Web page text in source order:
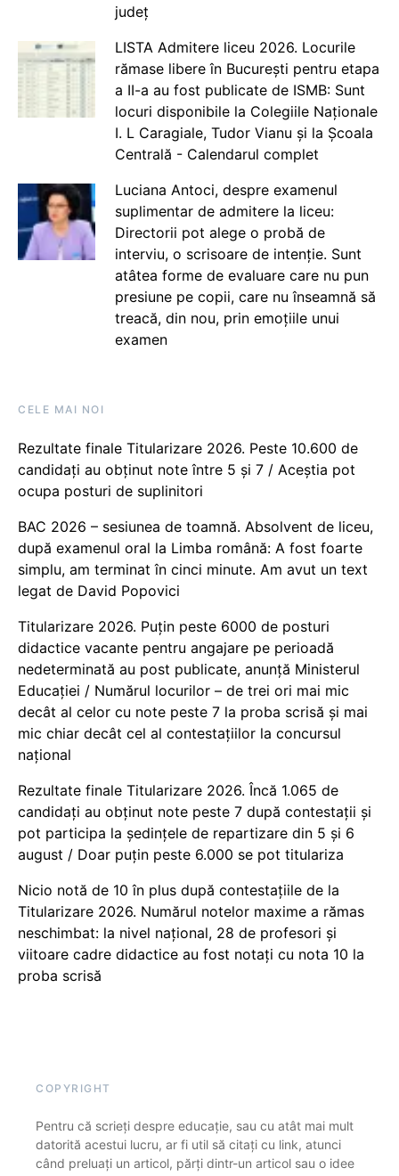
județ
LISTA Admitere liceu 2026. Locurile
rămase libere în București pentru etapa
a II-a au fost publicate de ISMB: Sunt
locuri disponibile la Colegiile Naționale
I. L Caragiale, Tudor Vianu și la Școala
Centrală - Calendarul complet
Luciana Antoci, despre examenul
suplimentar de admitere la liceu:
Directorii pot alege o probă de
interviu, o scrisoare de intenție. Sunt
atâtea forme de evaluare care nu pun
presiune pe copii, care nu înseamnă să
treacă, din nou, prin emoțiile unui
examen
CELE MAI NOI
Rezultate finale Titularizare 2026. Peste 10.600 de
candidați au obținut note între 5 și 7 / Aceștia pot
ocupa posturi de suplinitori
BAC 2026 – sesiunea de toamnă. Absolvent de liceu,
după examenul oral la Limba română: A fost foarte
simplu, am terminat în cinci minute. Am avut un text
legat de David Popovici
Titularizare 2026. Puțin peste 6000 de posturi
didactice vacante pentru angajare pe perioadă
nedeterminată au post publicate, anunță Ministerul
Educației / Numărul locurilor – de trei ori mai mic
decât al celor cu note peste 7 la proba scrisă și mai
mic chiar decât cel al contestațiilor la concursul
național
Rezultate finale Titularizare 2026. Încă 1.065 de
candidați au obținut note peste 7 după contestații și
pot participa la ședințele de repartizare din 5 și 6
august / Doar puțin peste 6.000 se pot titulariza
Nicio notă de 10 în plus după contestațiile de la
Titularizare 2026. Numărul notelor maxime a rămas
neschimbat: la nivel național, 28 de profesori și
viitoare cadre didactice au fost notați cu nota 10 la
proba scrisă
COPYRIGHT
Pentru că scrieți despre educație, sau cu atât mai mult
datorită acestui lucru, ar fi util să citați cu link, atunci
când preluați un articol, părți dintr-un articol sau o idee